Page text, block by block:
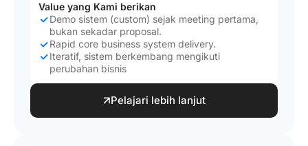
Value yang Kami berikan
Demo sistem (custom) sejak meeting pertama,
bukan sekadar proposal.
Rapid core business system delivery.
Iteratif, sistem berkembang mengikuti
perubahan bisnis
Pelajari lebih lanjut